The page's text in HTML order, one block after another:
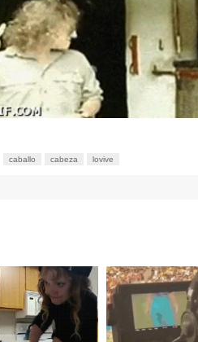
caballo cabeza lovive